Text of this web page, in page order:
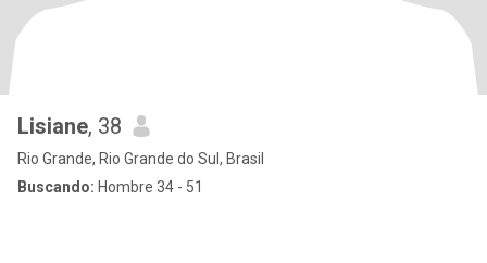
Lisiane, 38
Rio Grande, Rio Grande do Sul, Brasil
Buscando: Hombre 34 - 51